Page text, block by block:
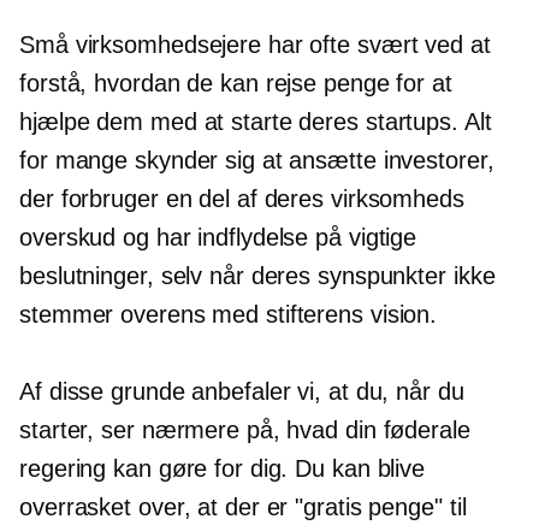
Små virksomhedsejere har ofte svært ved at
forstå, hvordan de kan rejse penge for at
hjælpe dem med at starte deres startups. Alt
for mange skynder sig at ansætte investorer,
der forbruger en del af deres virksomheds
overskud og har indflydelse på vigtige
beslutninger, selv når deres synspunkter ikke
stemmer overens med stifterens vision.
Af disse grunde anbefaler vi, at du, når du
starter, ser nærmere på, hvad din føderale
regering kan gøre for dig. Du kan blive
overrasket over, at der er "gratis penge" til